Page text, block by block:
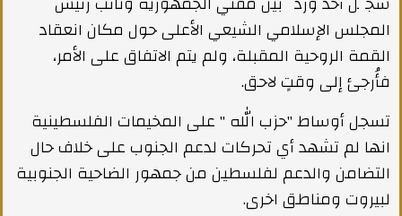
المجلس الإسلامي الشيعي الأعلى حول مكان انعقاد
القمة الروحية المقبلة، ولم يتم الاتفاق على الأمر،
فأُرجئ إلى وقتٍ لاحق.
تسجل أوساط "حزب الله " على المخيمات الفلسطينية
انها لم تشهد أي تحركات لدعم الجنوب على خلاف حال
التضامن والدعم لفلسطين من جمهور الضاحية الجنوبية
لبيروت ومناطق اخرى.